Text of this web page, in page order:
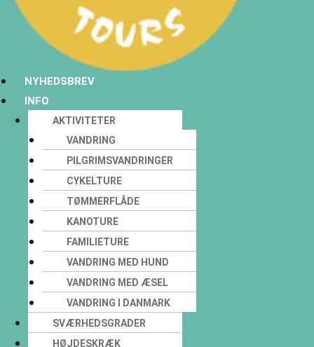
NYHEDSBREV
INFO
AKTIVITETER
VANDRING
PILGRIMSVANDRINGER
CYKELTURE
TØMMERFLÅDE
KANOTURE
FAMILIETURE
VANDRING MED HUND
VANDRING MED ÆSEL
VANDRING I DANMARK
SVÆRHEDSGRADER
HØJDESKRÆK